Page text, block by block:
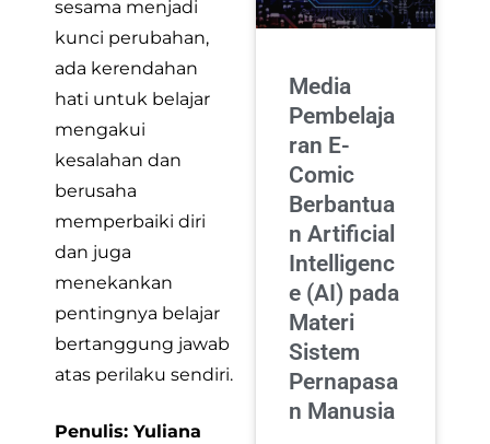
sesama menjadi
kunci perubahan,
ada kerendahan
hati untuk belajar
mengakui
kesalahan dan
berusaha
memperbaiki diri
dan juga
menekankan
pentingnya belajar
bertanggung jawab
atas perilaku sendiri.
Penulis: Yuliana
Media
Pembelaja
ran E-
Comic
Berbantua
n Artificial
Intelligenc
e (AI) pada
Materi
Sistem
Pernapasa
n Manusia